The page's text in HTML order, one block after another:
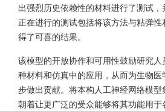
出强烈历史依赖性的材料进行了测试，
正在进行的测试包括将该方法与粘弹
得了可喜的结果。
该模型的开放协作和可用性鼓励研究
种材料和仿真中的应用，从而为生物
步做出贡献。将本构人工神经网络模型
朝着让更广泛的受众能够将其功能用